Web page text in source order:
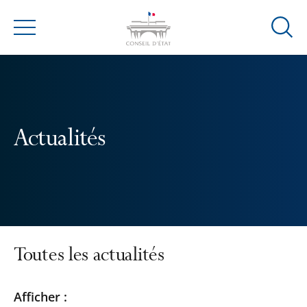
Menu
Ouvrir
Actualités
Toutes les actualités
Passer
Passer
Afficher :